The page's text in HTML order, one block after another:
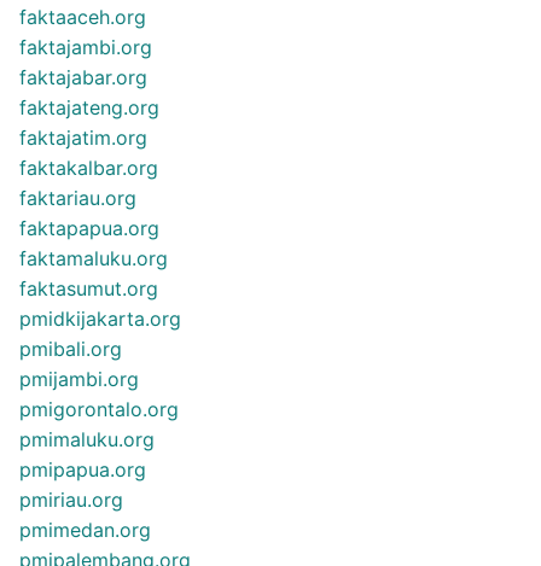
faktaaceh.org
faktajambi.org
faktajabar.org
faktajateng.org
faktajatim.org
faktakalbar.org
faktariau.org
faktapapua.org
faktamaluku.org
faktasumut.org
pmidkijakarta.org
pmibali.org
pmijambi.org
pmigorontalo.org
pmimaluku.org
pmipapua.org
pmiriau.org
pmimedan.org
pmipalembang.org